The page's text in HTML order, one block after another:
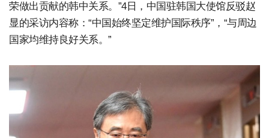
荣做出贡献的韩中关系。”4日，中国驻韩国大使馆反驳赵
显的采访内容称：“中国始终坚定维护国际秩序”，“与周边
国家均维持良好关系。”